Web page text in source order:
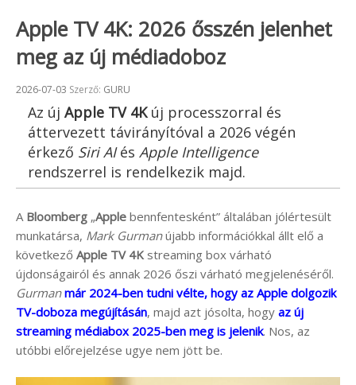
Apple TV 4K: 2026 ősszén jelenhet
meg az új médiadoboz
Beküldve:
2026-07-03 Szerző: GURU
Az új Apple TV 4Kúj processzorral és
áttervezett távirányítóval a 2026 végén
érkező Siri AIés Apple Intelligence
rendszerrel is rendelkezik majd.
A Bloomberg „Apple bennfentesként” általában jólértesült
munkatársa, Mark Gurmanújabb információkkal állt elő a
következő Apple TV 4K streaming box várható
újdonságairól és annak 2026 őszi várható megjelenéséről.
Gurman már 2024-ben tudni vélte, hogy az Apple dolgozik
TV-doboza megújításán, majd azt jósolta, hogy az új
streaming médiabox 2025-ben meg is jelenik. Nos, az
utóbbi előrejelzése ugye nem jött be.